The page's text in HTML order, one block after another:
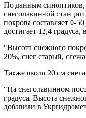
По данным синоптиков,
снеголавинной
покрова составляет 0-
достигает 12,4
"Высота снежного
20%, снег старый,
Также около 20 см
"На снеголавинном
градуса. Высота
добавили в